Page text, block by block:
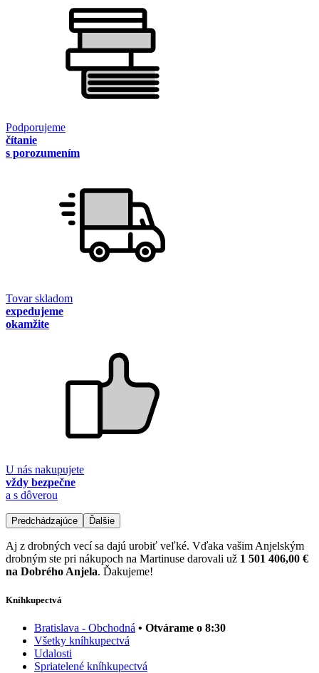
Podporujeme
čítanie
s porozumením
Tovar skladom
expedujeme
okamžite
U nás nakupujete
vždy bezpečne
a s dôverou
Predchádzajúce Ďalšie
Aj z drobných vecí sa dajú urobiť veľké. Vďaka vašim Anjelským
drobným ste pri nákupoch na Martinuse darovali už 1 501 406,00 €
na Dobrého Anjela. Ďakujeme!
Kníhkupectvá
Bratislava - Obchodná • Otvárame o 8:30
Všetky kníhkupectvá
Udalosti
Spriatelené kníhkupectvá